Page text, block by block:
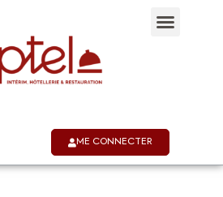
ME CONNECTER